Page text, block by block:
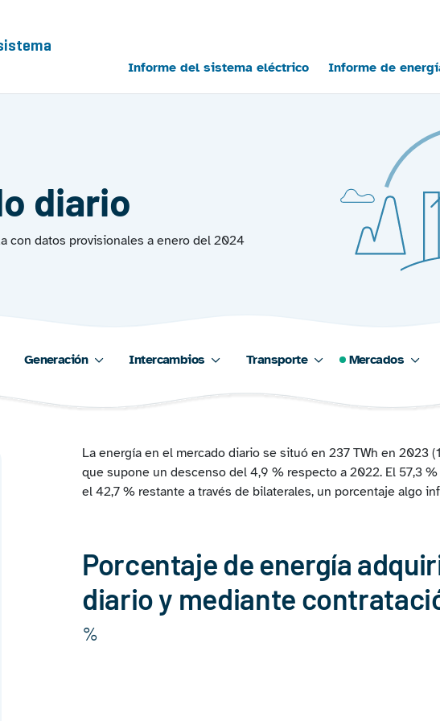
Main navigation
Informe del sistema eléctrico Informe de
diario
con datos provisionales a enero del 2024
Generación Intercambios Transporte Mercados
La energía en el mercado diario se situó en 237 TWh en 2023
que supone un descenso del 4,9 % respecto a 2022. El 57,3
el 42,7 % restante a través de bilaterales, un porcentaje algo
Porcentaje de energía
diario y mediante
%